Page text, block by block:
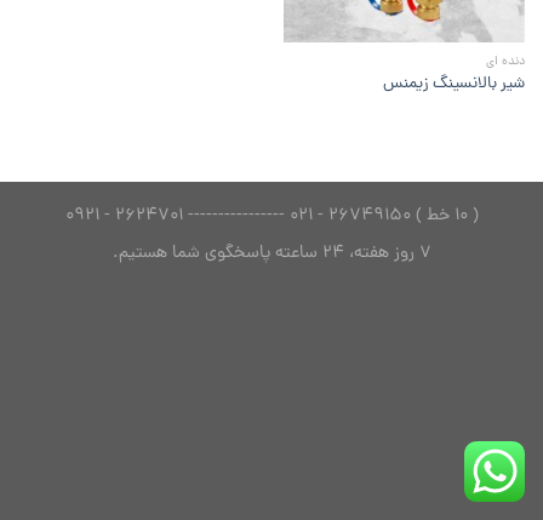
دنده ای
شیر بالانسینگ زیمنس
( 10 خط ) 26749150 - 021 ---------------- 2624701 - 0921
7 روز هفته، 24 ساعته پاسخگوی شما هستیم.